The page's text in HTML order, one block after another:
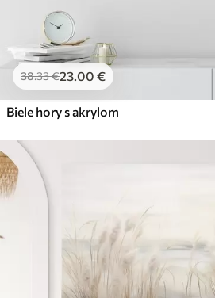
38.33€23.00 €
Biele hory s akrylom